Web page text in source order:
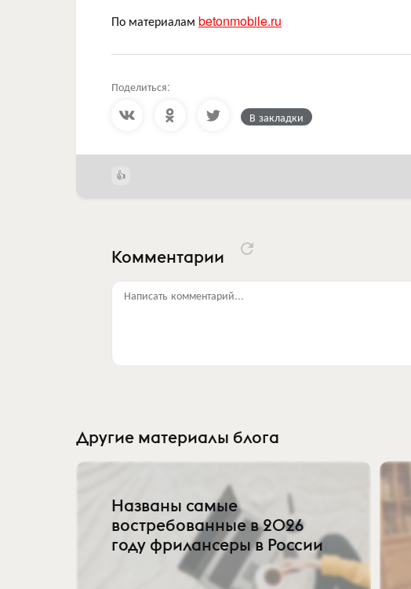
По материалам betonmobile.ru
Поделиться:
В закладки
Комментарии
Написать комментарий...
Другие материалы блога
Названы самые
востребованные в 2026
году фрилансеры в России